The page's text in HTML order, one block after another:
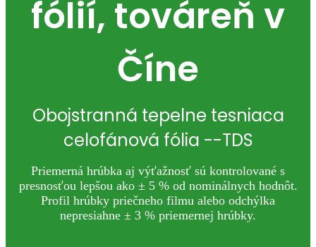
fólií, továreň v
Číne
Obojstranná tepelne tesniaca
celofánová fólia --TDS
Priemerná hrúbka aj výťažnosť sú kontrolované s
presnosťou lepšou ako ± 5 % od nominálnych hodnôt.
Profil hrúbky priečneho filmu alebo odchýlka
nepresiahne ± 3 % priemernej hrúbky.